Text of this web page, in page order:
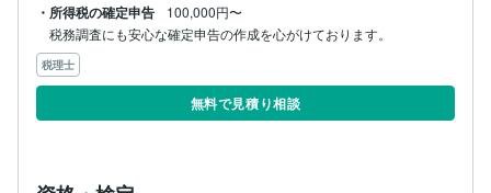
・所得税の確定申告
100,000円〜
税務調査にも安心な確定申告の作成を心がけております。
税理士
無料で見積り相談